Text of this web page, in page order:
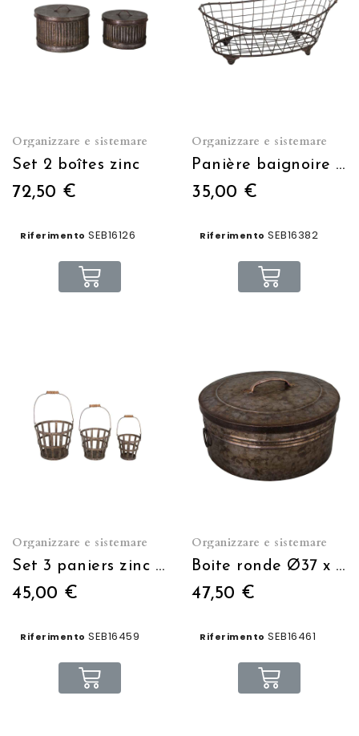
Organizzare e sistemare
Set 2 boîtes zinc
72,50 €
Riferimento SEB16126
Organizzare e sistemare
Panière baignoire fil de fer
35,00 €
Riferimento SEB16382
Organizzare e sistemare
Set 3 paniers zinc poignée bois
45,00 €
Riferimento SEB16459
Organizzare e sistemare
Boite ronde Ø37 x H16 avec couvercle
47,50 €
Riferimento SEB16461